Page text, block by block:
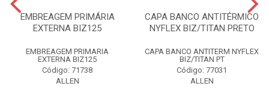
EMBREAGEM PRIMÁRIA
EXTERNA BIZ125
EMBREAGEM PRIMARIA
EXTERNA BIZ125
Código: 71738
ALLEN
CAPA BANCO ANTITÉRMICO
NYFLEX BIZ/TITAN PRETO
CAPA BANCO ANTITERM NYFLEX
BIZ/TITAN PT
Código: 77031
ALLEN